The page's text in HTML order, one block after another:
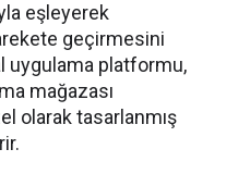
eşleyerek
geçirmesini
uygulama platformu,
mağazası
olarak tasarlanmış